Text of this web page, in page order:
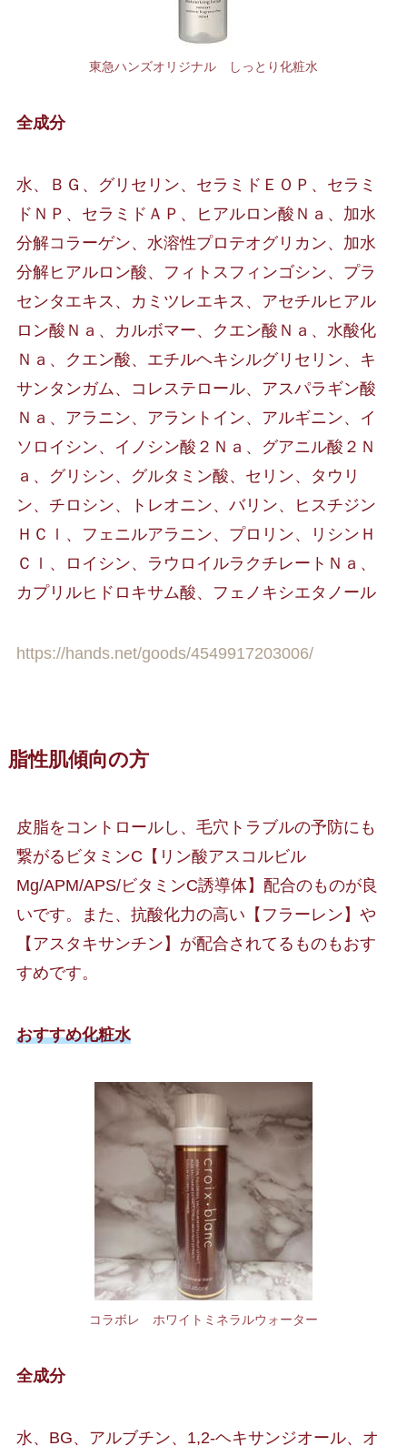
東急ハンズオリジナル しっとり化粧水
全成分
水、ＢＧ、グリセリン、セラミドＥＯＰ、セラミ
ドＮＰ、セラミドＡＰ、ヒアルロン酸Ｎａ、加水
分解コラーゲン、水溶性プロテオグリカン、加水
分解ヒアルロン酸、フィトスフィンゴシン、プラ
センタエキス、カミツレエキス、アセチルヒアル
ロン酸Ｎａ、カルボマー、クエン酸Ｎａ、水酸化
Ｎａ、クエン酸、エチルヘキシルグリセリン、キ
サンタンガム、コレステロール、アスパラギン酸
Ｎａ、アラニン、アラントイン、アルギニン、イ
ソロイシン、イノシン酸２Ｎａ、グアニル酸２Ｎ
ａ、グリシン、グルタミン酸、セリン、タウリ
ン、チロシン、トレオニン、バリン、ヒスチジン
ＨＣｌ、フェニルアラニン、プロリン、リシンＨ
Ｃｌ、ロイシン、ラウロイルラクチレートＮａ、
カプリルヒドロキサム酸、フェノキシエタノール
https://hands.net/goods/4549917203006/
脂性肌傾向の方
皮脂をコントロールし、毛穴トラブルの予防にも
繋がるビタミンC【リン酸アスコルビル
Mg/APM/APS/ビタミンC誘導体】配合のものが良
いです。また、抗酸化力の高い【フラーレン】や
【アスタキサンチン】が配合されてるものもおす
すめです。
おすすめ化粧水
コラボレ ホワイトミネラルウォーター
全成分
水、BG、アルブチン、1,2-ヘキサンジオール、オ